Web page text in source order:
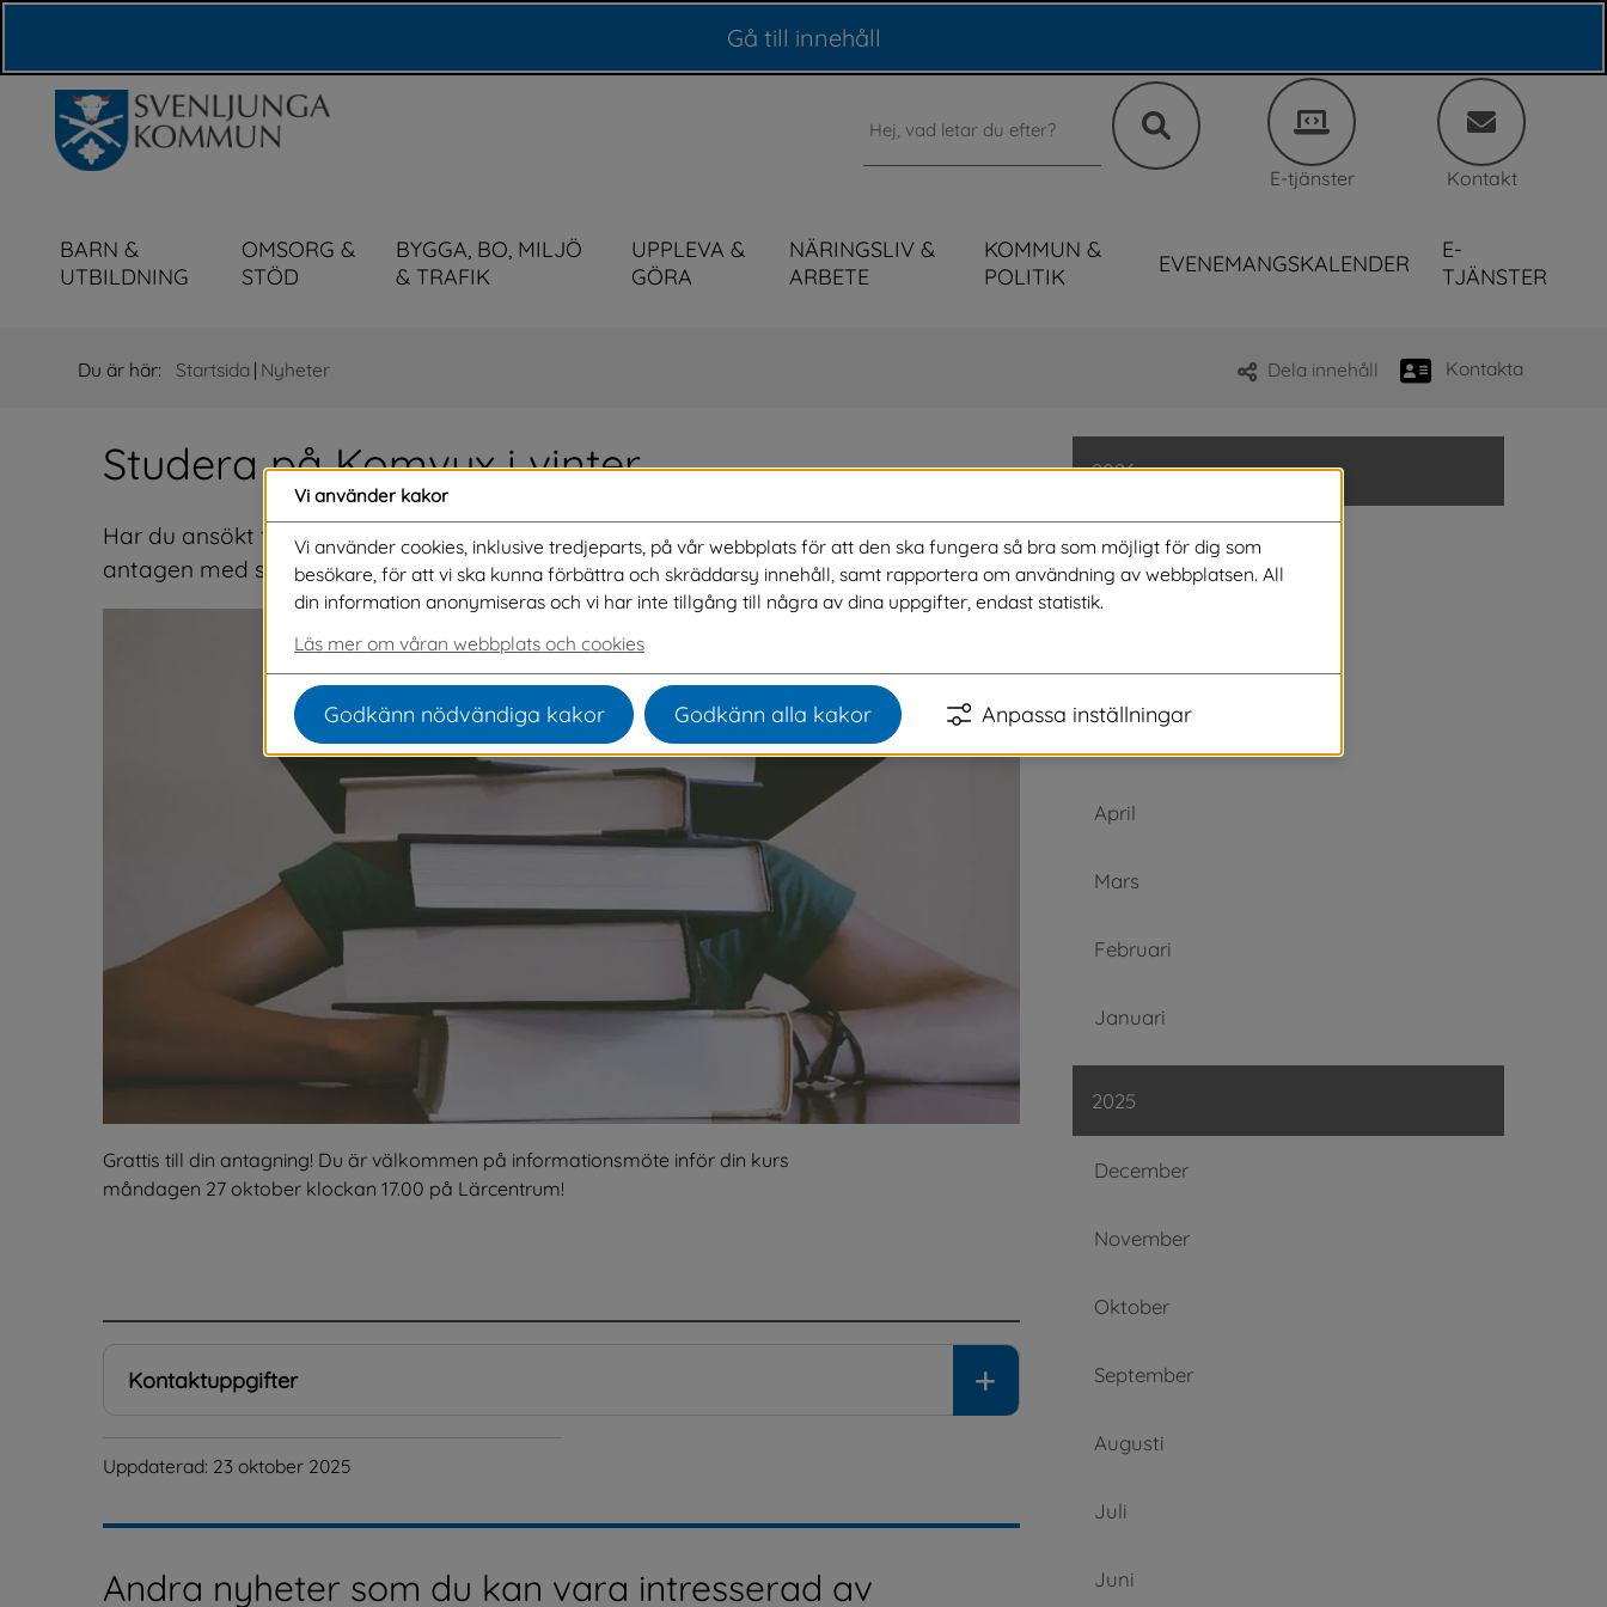
Gå till innehåll
Sök
E-tjänster Kontakt
BARN &
UTBILDNING
OMSORG &
STÖD
BYGGA, BO, MILJÖ
& TRAFIK
UPPLEVA &
GÖRA
NÄRINGSLIV &
ARBETE
KOMMUN &
POLITIK
EVENEMANGSKALENDER
E-
TJÄNSTER
Du är här: Startsida | Nyheter Dela innehåll Kontakta
Studera på Komvux i vinter
Har du ansökt till någon av våra enskilda kurser på vuxenutbildningen och blivit
antagen med start måndag 3 november?
Grattis till din antagning! Du är välkommen på informationsmöte inför din kurs
måndagen 27 oktober klockan 17.00 på Lärcentrum!
Kontaktuppgifter
Uppdaterad: 23 oktober 2025
Andra nyheter som du kan vara intresserad av
2026
Augusti
Juli
Juni
April
Mars
Februari
Januari
2025
December
November
Oktober
September
Augusti
Juli
Juni
Vi använder kakor
Vi använder cookies, inklusive tredjeparts, på vår webbplats för att den ska fungera så bra som möjligt för dig som
besökare, för att vi ska kunna förbättra och skräddarsy innehåll, samt rapportera om användning av webbplatsen. All
din information anonymiseras och vi har inte tillgång till några av dina uppgifter, endast statistik.
Läs mer om våran webbplats och cookies
Godkänn nödvändiga kakor Godkänn alla kakor Anpassa inställningar